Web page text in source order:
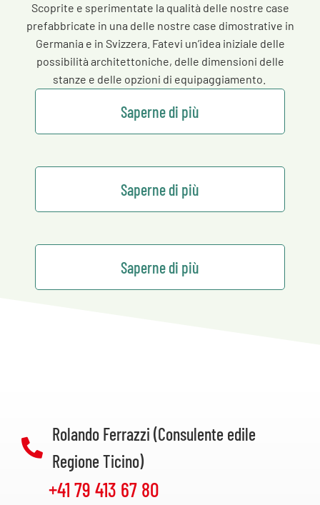
Scoprite e sperimentate la qualità delle nostre case
prefabbricate in una delle nostre case dimostrative in
Germania e in Svizzera. Fatevi un’idea iniziale delle
possibilità architettoniche, delle dimensioni delle
stanze e delle opzioni di equipaggiamento.
Saperne di più
Saperne di più
Saperne di più
Rolando Ferrazzi (Consulente edile
Regione Ticino)
+41 79 413 67 80